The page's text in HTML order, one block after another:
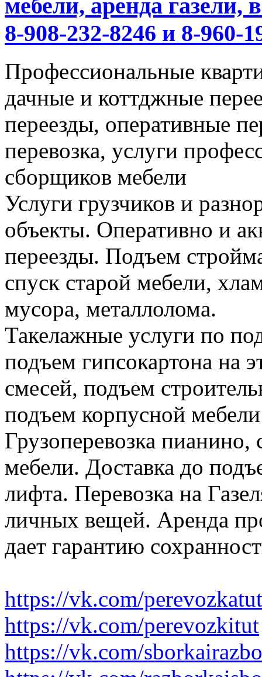
мебели, аренда газели,
8-908-232-8246 и 8-960-
Профессиональные
дачные и коттджные
переезды, оперативные
перевозка, услуги
сборщиков мебели
Услуги грузчиков и
объекты. Оперативно и
переезды. Подъем
спуск старой мебели,
мусора, металлолома.
Такелажные услуги по
подъем гипсокартона на
смесей, подъем
подъем корпусной
Грузоперевозка
мебели. Доставка до
лифта. Перевозка на
личных вещей. Аренда
дает гарантию
https://vk.com/perevozkatut
https://vk.com/perevozkitut
https://vk.com/